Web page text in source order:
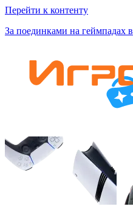
Перейти к контенту
За поединками на геймпадах в